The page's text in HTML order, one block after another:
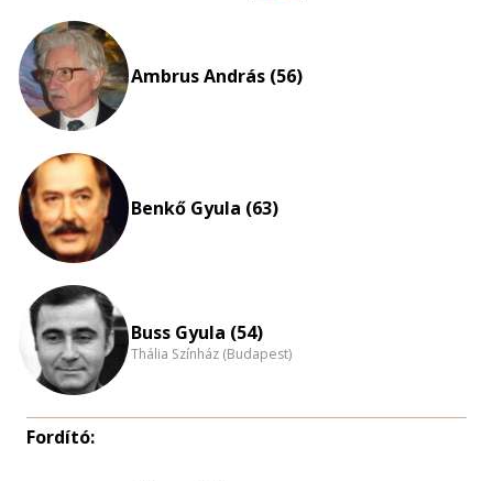
Ambrus András (56)
Benkő Gyula (63)
Buss Gyula (54)
Thália Színház (Budapest)
Fordító: